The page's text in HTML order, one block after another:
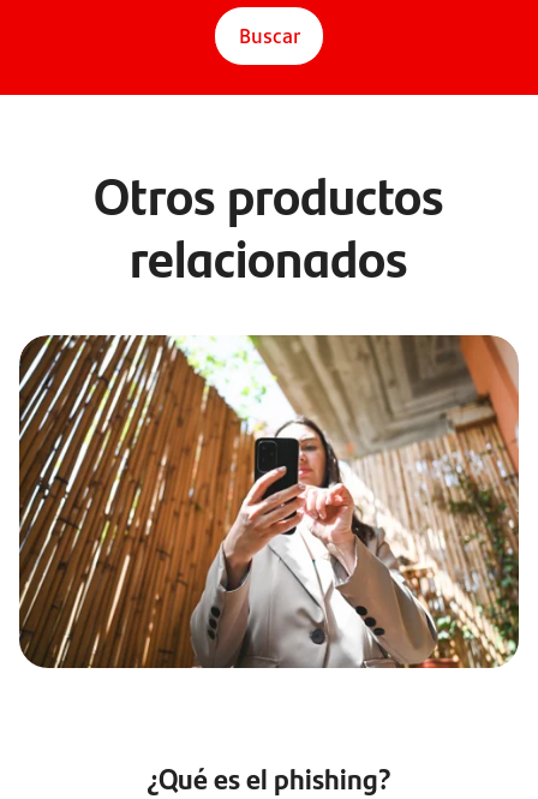
Buscar
Otros productos
relacionados
¿Qué es el phishing?